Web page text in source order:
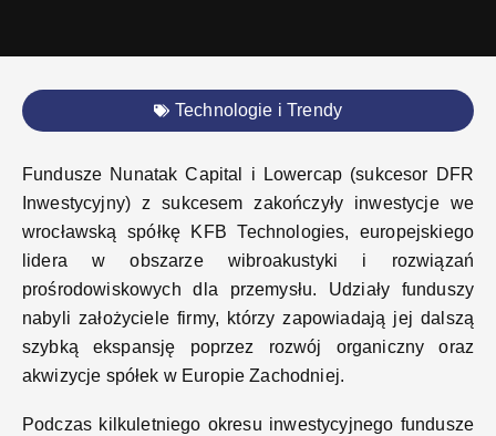
Technologie i Trendy
Fundusze Nunatak Capital i Lowercap (sukcesor DFR
Inwestycyjny) z sukcesem zakończyły inwestycje we
wrocławską spółkę KFB Technologies, europejskiego
lidera w obszarze wibroakustyki i rozwiązań
prośrodowiskowych dla przemysłu. Udziały funduszy
nabyli założyciele firmy, którzy zapowiadają jej dalszą
szybką ekspansję poprzez rozwój organiczny oraz
akwizycje spółek w Europie Zachodniej.
Podczas kilkuletniego okresu inwestycyjnego fundusze